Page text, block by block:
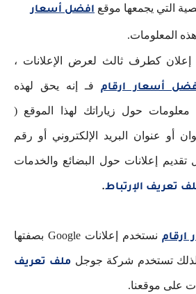
التي يجمعها موقع افضل أسعار
المعلومات.
كطرف ثالث لعرض الإعلانات ،
أسعار ارقام فـ إنه يحق لهذه
حول زياراتك لهذا الموقع (
أو عنوان البريد الإلكتروني أو رقم
إعلانات حول البضائع والخدمات
تعريف الإرتباط.
ارقام نستخدم إعلانات Google بصفتها
ولذلك تستخدم شركة جوجل ملف تعريف
على موقعنا.